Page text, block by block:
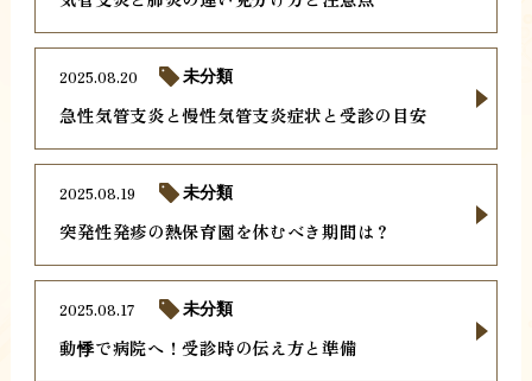
急性気管支炎と慢性気管支炎症状と受診の目安
2025.08.20 未分類
突発性発疹の熱保育園を休むべき期間は？
2025.08.19 未分類
動悸で病院へ！受診時の伝え方と準備
2025.08.17 未分類